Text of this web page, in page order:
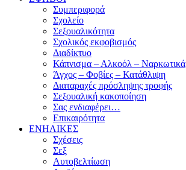
Συμπεριφορά
Σχολείο
Σεξουαλικότητα
Σχολικός εκφοβισμός
Διαδίκτυο
Κάπνισμα – Αλκοόλ – Ναρκωτικά
Άγχος – Φοβίες – Κατάθλιψη
Διαταραχές πρόσληψης τροφής
Σεξουαλική κακοποίηση
Σας ενδιαφέρει…
Επικαιρότητα
ΕΝΗΛΙΚΕΣ
Σχέσεις
Σεξ
Αυτοβελτίωση